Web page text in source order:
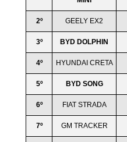
2º GEELY EX2
3º BYD DOLPHIN
4º HYUNDAI CRETA
5º BYD SONG
6º FIAT STRADA
7º GM TRACKER